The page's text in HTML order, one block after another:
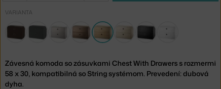
VARIANTA
Závesná komoda so zásuvkami Chest With Drawers s rozmermi
58 x 30, kompatibilná so String systémom. Prevedení: dubová
dyha.